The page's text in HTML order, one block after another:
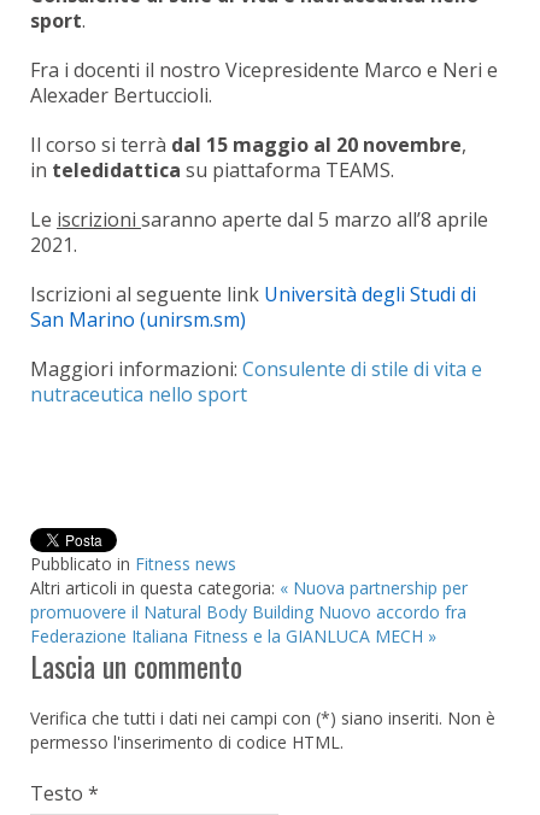
sport.
Fra i docenti il nostro Vicepresidente Marco e Neri e
Alexader Bertuccioli.
Il corso si terrà dal 15 maggio al 20 novembre,
in teledidattica su piattaforma TEAMS.
Le iscrizioni saranno aperte dal 5 marzo all’8 aprile
2021.
Iscrizioni al seguente link Università degli Studi di
San Marino (unirsm.sm)
Maggiori informazioni: Consulente di stile di vita e
nutraceutica nello sport
Pubblicato in Fitness news
Altri articoli in questa categoria: « Nuova partnership per
promuovere il Natural Body Building Nuovo accordo fra
Federazione Italiana Fitness e la GIANLUCA MECH »
Lascia un commento
Verifica che tutti i dati nei campi con (*) siano inseriti. Non è
permesso l'inserimento di codice HTML.
Testo *